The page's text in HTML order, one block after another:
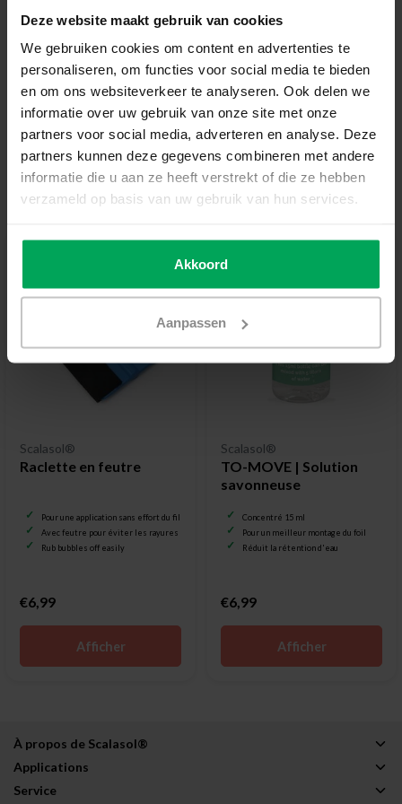
Deze website maakt gebruik van cookies
We gebruiken cookies om content en advertenties te
personaliseren, om functies voor social media te bieden
en om ons websiteverkeer te analyseren. Ook delen we
informatie over uw gebruik van onze site met onze
partners voor social media, adverteren en analyse. Deze
partners kunnen deze gegevens combineren met andere
informatie die u aan ze heeft verstrekt of die ze hebben
verzameld op basis van uw gebruik van hun services.
Akkoord
Aanpassen
Film de vitrage de qualité professionnelle
Délai de rétractation de 14 jours
Délai de livraison de 3-5 jours ouvrables
Informations additionnelles?Neem contact met ons
op
Outils recommandés
Scalasol®
Raclette en feutre
Pour une application sans effort du film pour vitrage
Avec feutre pour éviter les rayures
Rub bubbles off easily
€6,99
Afficher
Scalasol®
TO-MOVE | Solution
savonneuse
Concentré 15 ml
Pour un meilleur montage du foil
Réduit la rétention d'eau
€6,99
Afficher
À propos de Scalasol®
Applications
Service